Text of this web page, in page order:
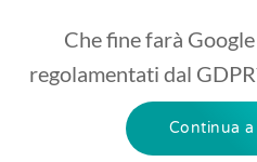
Che fine farà
regolamentati dal
Continua